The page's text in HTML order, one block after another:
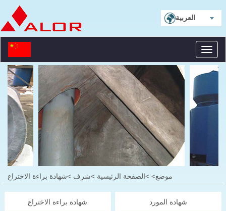
العربية
موضع> >الصفحة الرئيسية >شرف >شهادة براءة الاختراع
شهادة براءة الاختراع شهادة المورد